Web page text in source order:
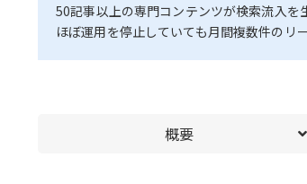
50記事以上の専門コンテンツが検索流入を
ほぼ運用を停止していても月間複数件のリ
概要